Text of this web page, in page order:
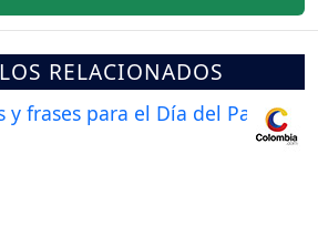
RELACIONADOS